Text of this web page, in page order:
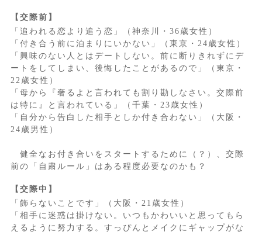
【交際前】
「追われる恋より追う恋」（神奈川・36歳女性）
「付き合う前に泊まりにいかない」（東京・24歳女性）
「興味のない人とはデートしない。前に断りきれずにデ
ートをしてしまい、後悔したことがあるので」（東京・
22歳女性）
「母から『奢るよと言われても割り勘しなさい。交際前
は特に』と言われている」（千葉・23歳女性）
「自分から告白した相手としか付き合わない」（大阪・
24歳男性）
健全なお付き合いをスタートするために（？）、交際
前の「自粛ルール」はある程度必要なのかも？
【交際中】
「飾らないことです」（大阪・21歳女性）
「相手に迷惑は掛けない。いつもかわいいと思ってもら
えるように努力する。すっぴんとメイクにギャップがな